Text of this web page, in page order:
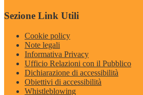
Sezione Link Utili
Cookie policy
Note legali
Informativa Privacy
Ufficio Relazioni con il Pubblico
Dichiarazione di accessibilità
Obiettivi di accessibilità
Whistleblowing